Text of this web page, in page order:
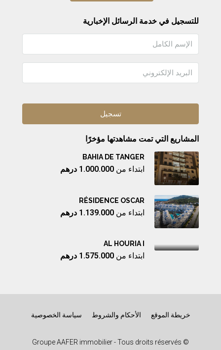
للتسجيل في خدمة الرسائل الإخبارية
المشاريع التي تمت مشاهدتها مؤخرًا
BAHIA DE TANGER
ابتداء من 1.000.000 درهم
RÉSIDENCE OSCAR
ابتداء من 1.139.000 درهم
AL HOURIA I
ابتداء من 1.575.000 درهم
خريطة الموقع الأحكام والشروط سياسة الخصوصية
© Groupe AAFER immobilier - Tous droits réservés